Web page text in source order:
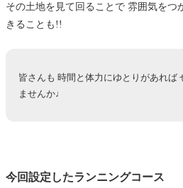
その土地を見て回ることで 雰囲気をつ
きることも!!
皆さんも 時間と体力にゆとりがあれば
ませんか♩
今回設定したランニングコース